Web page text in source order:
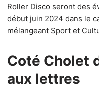
Roller Disco seront des
début juin 2024 dans le
mélangeant Sport et
Coté Cholet
aux lettres